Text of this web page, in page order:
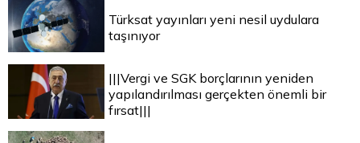
Türksat yayınları yeni nesil uydulara
taşınıyor
|||Vergi ve SGK borçlarının yeniden
yapılandırılması gerçekten önemli bir
fırsat|||